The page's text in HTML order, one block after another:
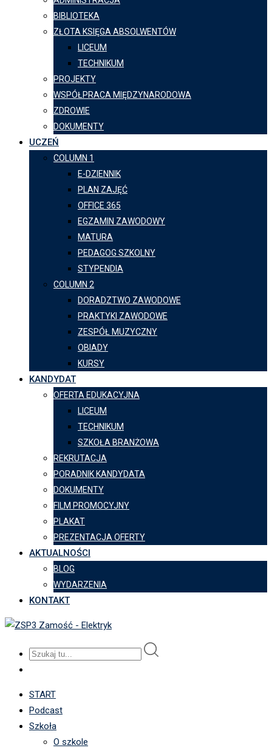
BIBLIOTEKA
ZŁOTA KSIĘGA ABSOLWENTÓW
LICEUM
TECHNIKUM
PROJEKTY
WSPÓŁPRACA MIĘDZYNARODOWA
ZDROWIE
DOKUMENTY
UCZEŃ
COLUMN 1
E-DZIENNIK
PLAN ZAJĘĆ
OFFICE 365
EGZAMIN ZAWODOWY
MATURA
PEDAGOG SZKOLNY
STYPENDIA
COLUMN 2
DORADZTWO ZAWODOWE
PRAKTYKI ZAWODOWE
ZESPÓŁ MUZYCZNY
OBIADY
KURSY
KANDYDAT
OFERTA EDUKACYJNA
LICEUM
TECHNIKUM
SZKOŁA BRANŻOWA
REKRUTACJA
PORADNIK KANDYDATA
DOKUMENTY
FILM PROMOCYJNY
PLAKAT
PREZENTACJA OFERTY
AKTUALNOŚCI
BLOG
WYDARZENIA
KONTAKT
START
Podcast
Szkoła
O szkole